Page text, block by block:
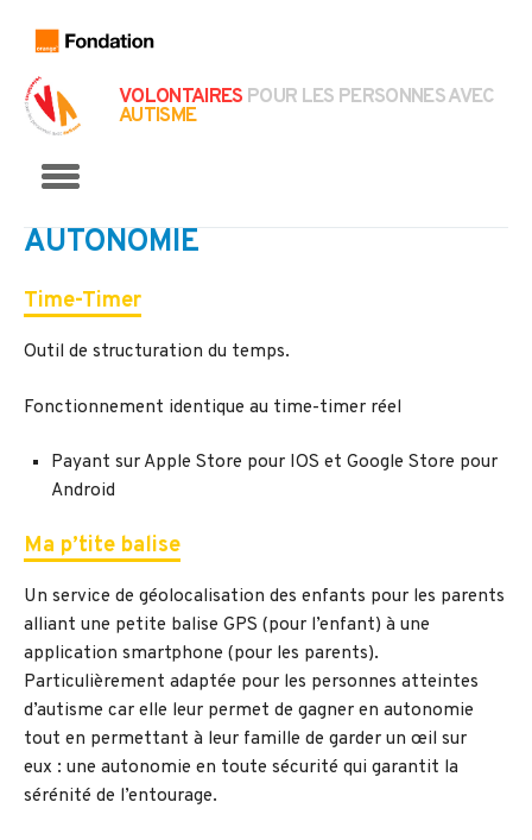
VOLONTAIRES POUR LES PERSONNES AVEC
AUTISME
AUTONOMIE
Time-Timer
Outil de structuration du temps.
Fonctionnement identique au time-timer réel
Payant sur Apple Store pour IOS et Google Store pour
Android
Ma p’tite balise
Un service de géolocalisation des enfants pour les parents
alliant une petite balise GPS (pour l’enfant) à une
application smartphone (pour les parents).
Particulièrement adaptée pour les personnes atteintes
d’autisme car elle leur permet de gagner en autonomie
tout en permettant à leur famille de garder un œil sur
eux : une autonomie en toute sécurité qui garantit la
sérénité de l’entourage.